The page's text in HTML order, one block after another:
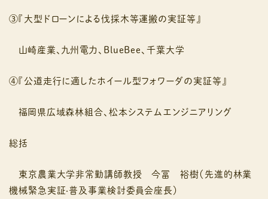
③『大型ドローンによる伐採木等運搬の実証等』
⼭崎産業、九州電⼒、BlueBee、千葉大学
④『公道⾛⾏に適したホイール型フォワーダの実証等』
福岡県広域森林組合、松本システムエンジニアリング
総括
東京農業大学非常勤講師教授 今冨 裕樹（先進的林業
機械緊急実証‧普及事業検討委員会座⻑）